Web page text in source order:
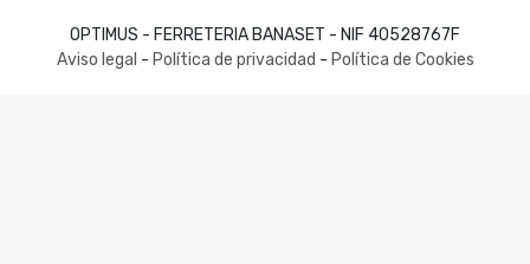
OPTIMUS - FERRETERIA BANASET - NIF 40528767F
Aviso legal - Política de privacidad - Política de Cookies